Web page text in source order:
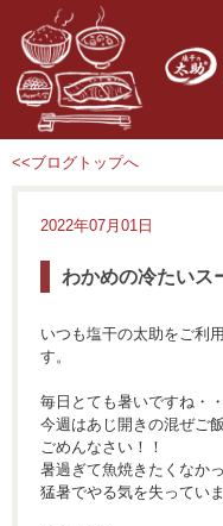
<<ブログトップへ
2022年07月01日
わかめの冷たいス
いつも塩干の太助をご利
す。
毎日とても暑いですね・・
今週はあじ開きの混ぜご
ごめんなさい！！
暑過ぎて魚焼きたくなか
猛暑でやる気を失っていま